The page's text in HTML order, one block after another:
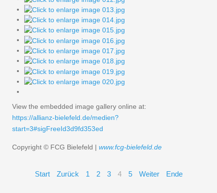
View the embedded image gallery online at:
https://allianz-bielefeld.de/medien?
start=3#sigFreeId3d9fd353ed
Copyright © FCG Bielefeld | www.fcg-bielefeld.de
Start Zurück 1 2 3 4 5 Weiter Ende